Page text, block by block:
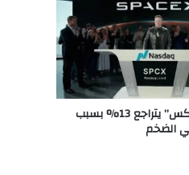
سهم “سبيس إكس” يتراجع 13% بسبب
الضخم